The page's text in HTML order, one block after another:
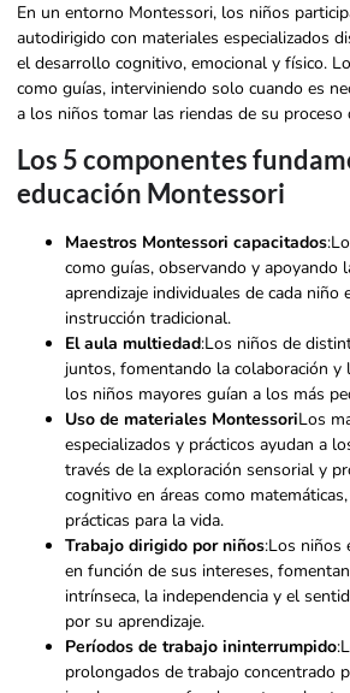
En un entorno Montessori, los niños
autodirigido con materiales especializados
el desarrollo cognitivo, emocional y físico.
como guías, interviniendo solo cuando es
a los niños tomar las riendas de su proceso
Los 5 componentes
educación Montessori
Maestros Montessori capacitados
como guías, observando y apoyando
aprendizaje individuales de cada niño
instrucción tradicional.
El aula multiedad:Los niños de
juntos, fomentando la colaboración y
los niños mayores guían a los más
Uso de materiales MontessoriLos
especializados y prácticos ayudan a
través de la exploración sensorial y
cognitivo en áreas como
prácticas para la vida.
Trabajo dirigido por niños:Los niños
en función de sus intereses,
intrínseca, la independencia y el
por su aprendizaje.
Períodos de trabajo ininterrumpido
prolongados de trabajo concentrado